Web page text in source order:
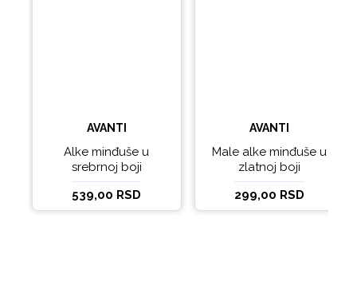
AVANTI
Alke minđuše u
srebrnoj boji
539,00 RSD
AVANTI
Male alke minđuše u
zlatnoj boji
299,00 RSD